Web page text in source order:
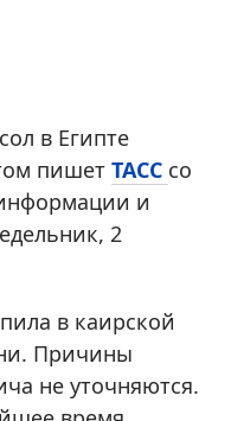
в Египте
пишет ТАСС со
и
2
в каирской
Причины
не уточняются.